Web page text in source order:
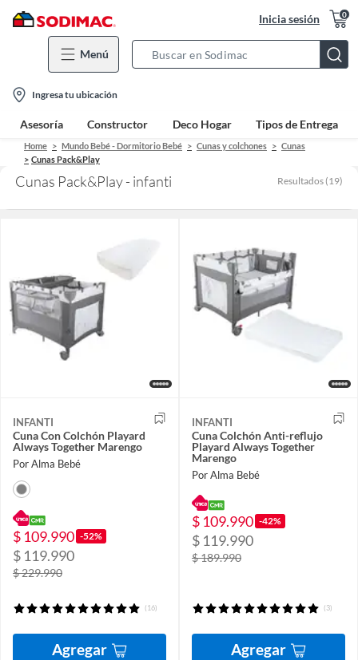
Inicia sesión 0
Menú
Bar
location-
icon
Ingresa tu ubicación
Asesoría Constructor Deco Hogar Tipos de Entrega
Home Mundo Bebé - Dormitorio Bebé Cunas y colchones
Cunas
Cunas Pack&Play
Cunas Pack&Play - infanti Resultados (19)
INFANTI
Cuna Con Colchón Playard
Always Together Marengo
Por Alma Bebé
$ 109.990 -52%
$ 119.990
$ 229.990
(16)
Agregar
INFANTI
Cuna Colchón Anti-reflujo
Playard Always Together
Marengo
Por Alma Bebé
$ 109.990 -42%
$ 119.990
$ 189.990
(3)
Agregar